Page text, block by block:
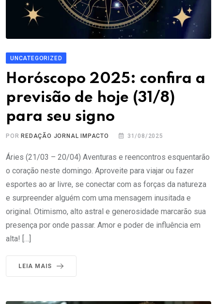
UNCATEGORIZED
Horóscopo 2025: confira a
previsão de hoje (31/8)
para seu signo
POR REDAÇÃO JORNAL IMPACTO 31/08/2025
Áries (21/03 – 20/04) Aventuras e reencontros esquentarão
o coração neste domingo. Aproveite para viajar ou fazer
esportes ao ar livre, se conectar com as forças da natureza
e surpreender alguém com uma mensagem inusitada e
original. Otimismo, alto astral e generosidade marcarão sua
presença por onde passar. Amor e poder de influência em
alta! […]
LEIA MAIS